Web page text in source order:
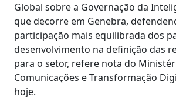
Global sobre a Governação da
que decorre em Genebra,
participação mais equilibrada dos
desenvolvimento na definição das
para o setor, refere nota do
Comunicações e Transformação
hoje.